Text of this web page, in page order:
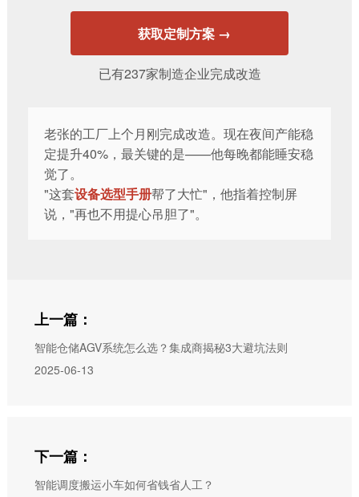
获取定制方案 →
已有237家制造企业完成改造
老张的工厂上个月刚完成改造。现在夜间产能稳
定提升40%，最关键的是——他每晚都能睡安稳
觉了。
"这套设备选型手册帮了大忙"，他指着控制屏
说，"再也不用提心吊胆了"。
上一篇：
智能仓储AGV系统怎么选？集成商揭秘3大避坑法则
2025-06-13
下一篇：
智能调度搬运小车如何省钱省人工？